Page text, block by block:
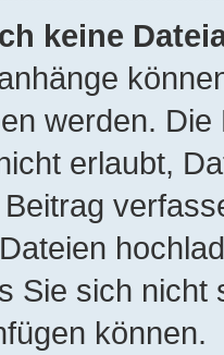
keine
werden.
erlaubt,
Sie sich
können.